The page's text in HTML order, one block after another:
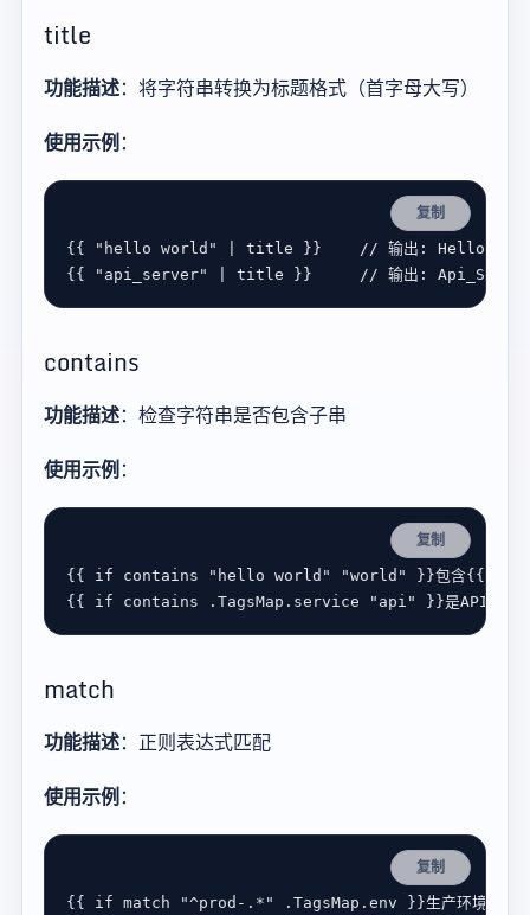
title
功能描述：将字符串转换为标题格式（首字母大写）
使用示例：
复制
{{ "hello world" title }}
{{
"api_server" title }}
contains
功能描述：检查字符串是否包含子串
使用示例：
复制
{{ if contains "hello world" "world" }}包含{{
{{ if contains . TagsMap . service "api" }}是API
match
功能描述：正则表达式匹配
使用示例：
复制
{{ if match "^prod-.*" . TagsMap . env }}生产环境